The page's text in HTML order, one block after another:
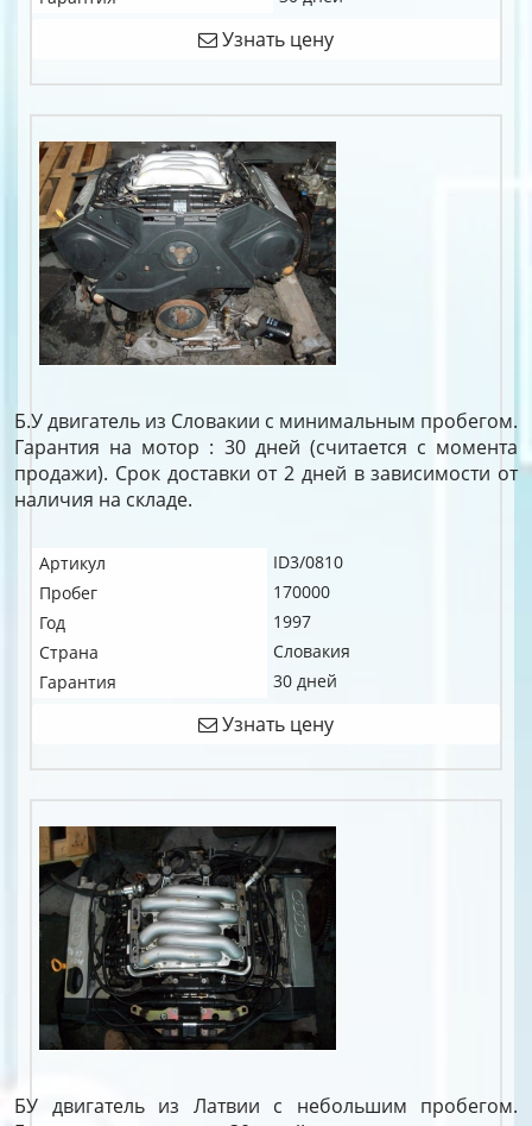
Узнать цену
Б.У двигатель из Словакии с минимальным пробегом.
Гарантия на мотор : 30 дней (считается с момента
продажи). Срок доставки от 2 дней в зависимости от
наличия на складе.
Артикул
ID3/0810
Пробег
170000
Год
1997
Страна
Словакия
Гарантия
30 дней
Узнать цену
БУ двигатель из Латвии с небольшим пробегом.